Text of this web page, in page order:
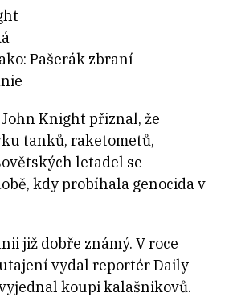
Pašerák zbraní
Knight přiznal, že
tanků, raketometů,
letadel se
kdy probíhala genocida v
již dobře známý. V roce
vydal reportér Daily
koupi kalašnikovů.